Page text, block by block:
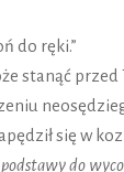
do ręki.”
stanąć
się w
do